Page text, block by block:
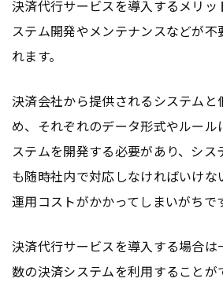
決済代行サービスを導入するメリッ
ステム開発やメンテナンスなどが不
れます。
決済会社から提供されるシステムと
め、それぞれのデータ形式やルー
ステムを開発する必要があり、シス
も随時社内で対応しなければいけな
運用コストがかかってしまいがちで
決済代行サービスを導入する場合
数の決済システムを利用することが